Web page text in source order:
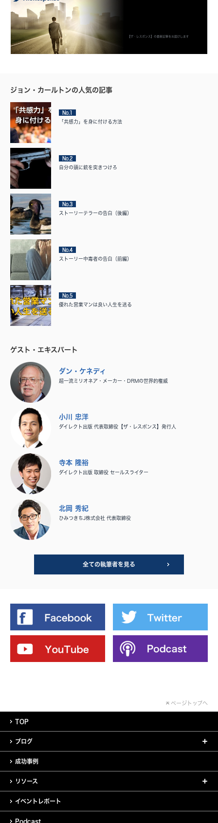
【ザ・レスポンス】の最新記事をお届けします
ジョン・カールトンの人気の記事
No.1
「共感力」を身に付ける方法
No.2
自分の頭に銃を突きつけろ
No.3
ストーリーテラーの告白（後編）
No.4
ストーリー中毒者の告白（前編）
No.5
優れた営業マンは良い人生を送る
ゲスト・エキスパート
ダン・ケネディ
超一流ミリオネア・メーカー・DRMの世界的権威
小川 忠洋
ダイレクト出版 代表取締役【ザ・レスポンス】発行人
寺本 隆裕
ダイレクト出版 取締役 セールスライター
北岡 秀紀
ひみつきちJ株式会社 代表取締役
全ての執筆者を見る
ページトップへ
TOP
ブログ
成功事例
リソース
イベントレポート
Podcast